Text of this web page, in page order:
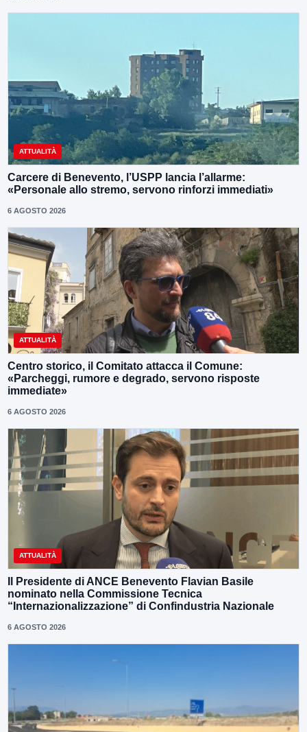
ATTUALITÀ
Carcere di Benevento, l’USPP lancia l’allarme:
«Personale allo stremo, servono rinforzi immediati»
6 AGOSTO 2026
ATTUALITÀ
Centro storico, il Comitato attacca il Comune:
«Parcheggi, rumore e degrado, servono risposte
immediate»
6 AGOSTO 2026
ATTUALITÀ
Il Presidente di ANCE Benevento Flavian Basile
nominato nella Commissione Tecnica
“Internazionalizzazione” di Confindustria Nazionale
6 AGOSTO 2026